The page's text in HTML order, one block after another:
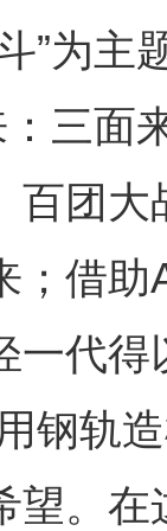
”为主
：三
百团
；借
一代
钢轨
望。